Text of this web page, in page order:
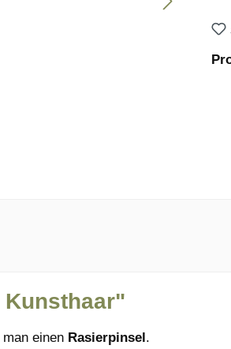
einen Rasierpinsel.